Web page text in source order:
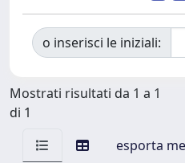
o inserisci le iniziali:
Mostrati risultati da 1 a 1
di 1
esporta